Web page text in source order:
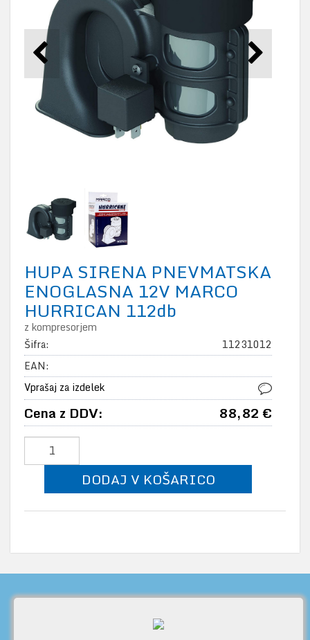
HUPA SIRENA PNEVMATSKA
ENOGLASNA 12V MARCO
HURRICAN 112db
z kompresorjem
Šifra:
11231012
EAN:
Vprašaj za izdelek
Cena z DDV: 88,82 €
DODAJ V KOŠARICO